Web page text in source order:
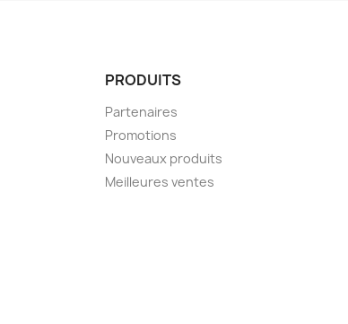
PRODUITS
Partenaires
Promotions
Nouveaux produits
Meilleures ventes